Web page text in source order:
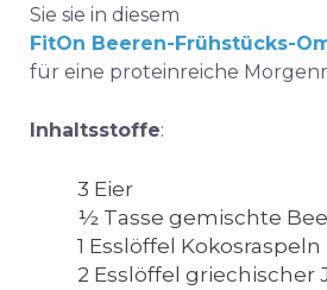
Sie sie in diesem
FitOn Beeren-Frühstücks-
für eine proteinreiche
Inhaltsstoffe:
3 Eier
½ Tasse gemischte
1 Esslöffel Kokosraspeln
2 Esslöffel griechischer